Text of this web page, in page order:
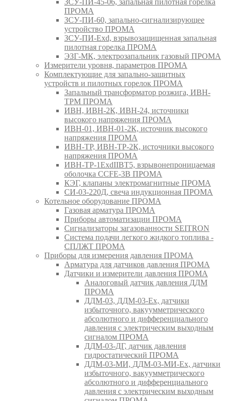
ЗСУ-ПИ-45-06, запальная пилотная горелка
ПРОМА
ЗСУ-ПИ-60, запально-сигнализирующее
устройство ПРОМА
ЗСУ-ПИ-Exd, взрывозащищенная запальная
пилотная горелка ПРОМА
ЭЗГ-МК, электрозапальник газовый ПРОМА
Измерители уровня, параметров ПРОМА
Комплектующие для запально-защитных
устройств и пилотных горелок ПРОМА
Запальный трансформатор розжига, ИВН-
ТРМ ПРОМА
ИВН, ИВН-2К, ИВН-24, источники
высокого напряжения ПРОМА
ИВН-01, ИВН-01-2К, источник высокого
напряжения ПРОМА
ИВН-ТР, ИВН-ТР-2К, источники высокого
напряжения ПРОМА
ИВН-ТР-1ExdIIBT5, взрывонепроницаемая
оболочка CCFE-3B ПРОМА
КЭГ, клапаны электромагнитные ПРОМА
СИ-03-220Д, свеча индукционная ПРОМА
Котельное оборудование ПРОМА
Газовая арматура ПРОМА
Приборы автоматизации ПРОМА
Сигнализаторы загазованности SEITRON
Система подачи легкого жидкого топлива -
СПЛЖТ ПРОМА
Приборы для измерения давления ПРОМА
Арматура для датчиков давления ПРОМА
Датчики и измерители давления ПРОМА
Аналоговый датчик давления ДДМ
ПРОМА
ДДМ-03, ДДМ-03-Ех, датчики
избыточного, вакуумметрического
абсолютного и дифференциального
давления с электрическим выходным
сигналом ПРОМА
ДДМ-03-ДГ, датчик давления
гидростатический ПРОМА
ДДМ-03-МИ, ДДМ-03-МИ-Ех, датчики
избыточного, вакуумметрического
абсолютного и дифференциального
давления с электрическим выходным